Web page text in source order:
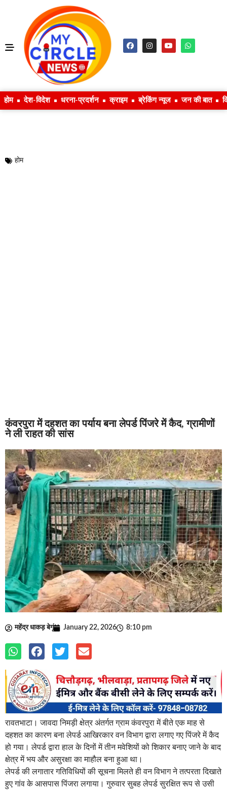
होम देश-विदेश धरना-प्रदर्शन क्राइम ब्रेकिंग न्यूज जन की बात
होम
कंवरपुरा में दहशत का पर्याय बना लेपर्ड पिंजरे में कैद, ग्रामीणों
ने ली राहत की सांस
महेंद्र धाकड़ बेगूं January 22, 2026 8:10 pm
रावतभाटा। जावदा निमड़ी क्षेत्र अंतर्गत ग्राम कंवरपुरा में बीते एक माह से
दहशत का कारण बना लेपर्ड आखिरकार वन विभाग द्वारा लगाए गए पिंजरे में कैद
हो गया। लेपर्ड द्वारा हाल के दिनों में तीन मवेशियों को शिकार बनाए जाने के बाद
क्षेत्र में भय और असुरक्षा का माहौल बना हुआ था।
लेपर्ड की लगातार गतिविधियों की सूचना मिलते ही वन विभाग ने तत्परता दिखाते
हुए गांव के आसपास पिंजरा लगाया। गुरुवार सुबह लेपर्ड सुरक्षित रूप से उसी